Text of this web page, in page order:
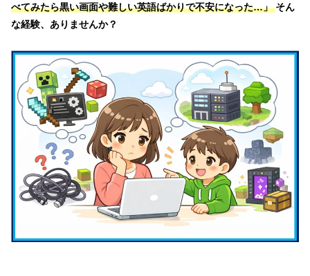
べてみたら黒い画面や難しい英語ばかりで不安になった…」そん
な経験、ありませんか？